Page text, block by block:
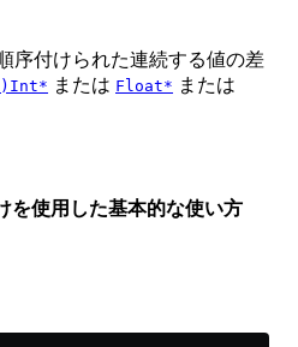
序付けられた連続する値の差
または Float* または
を使用した基本的な使い方